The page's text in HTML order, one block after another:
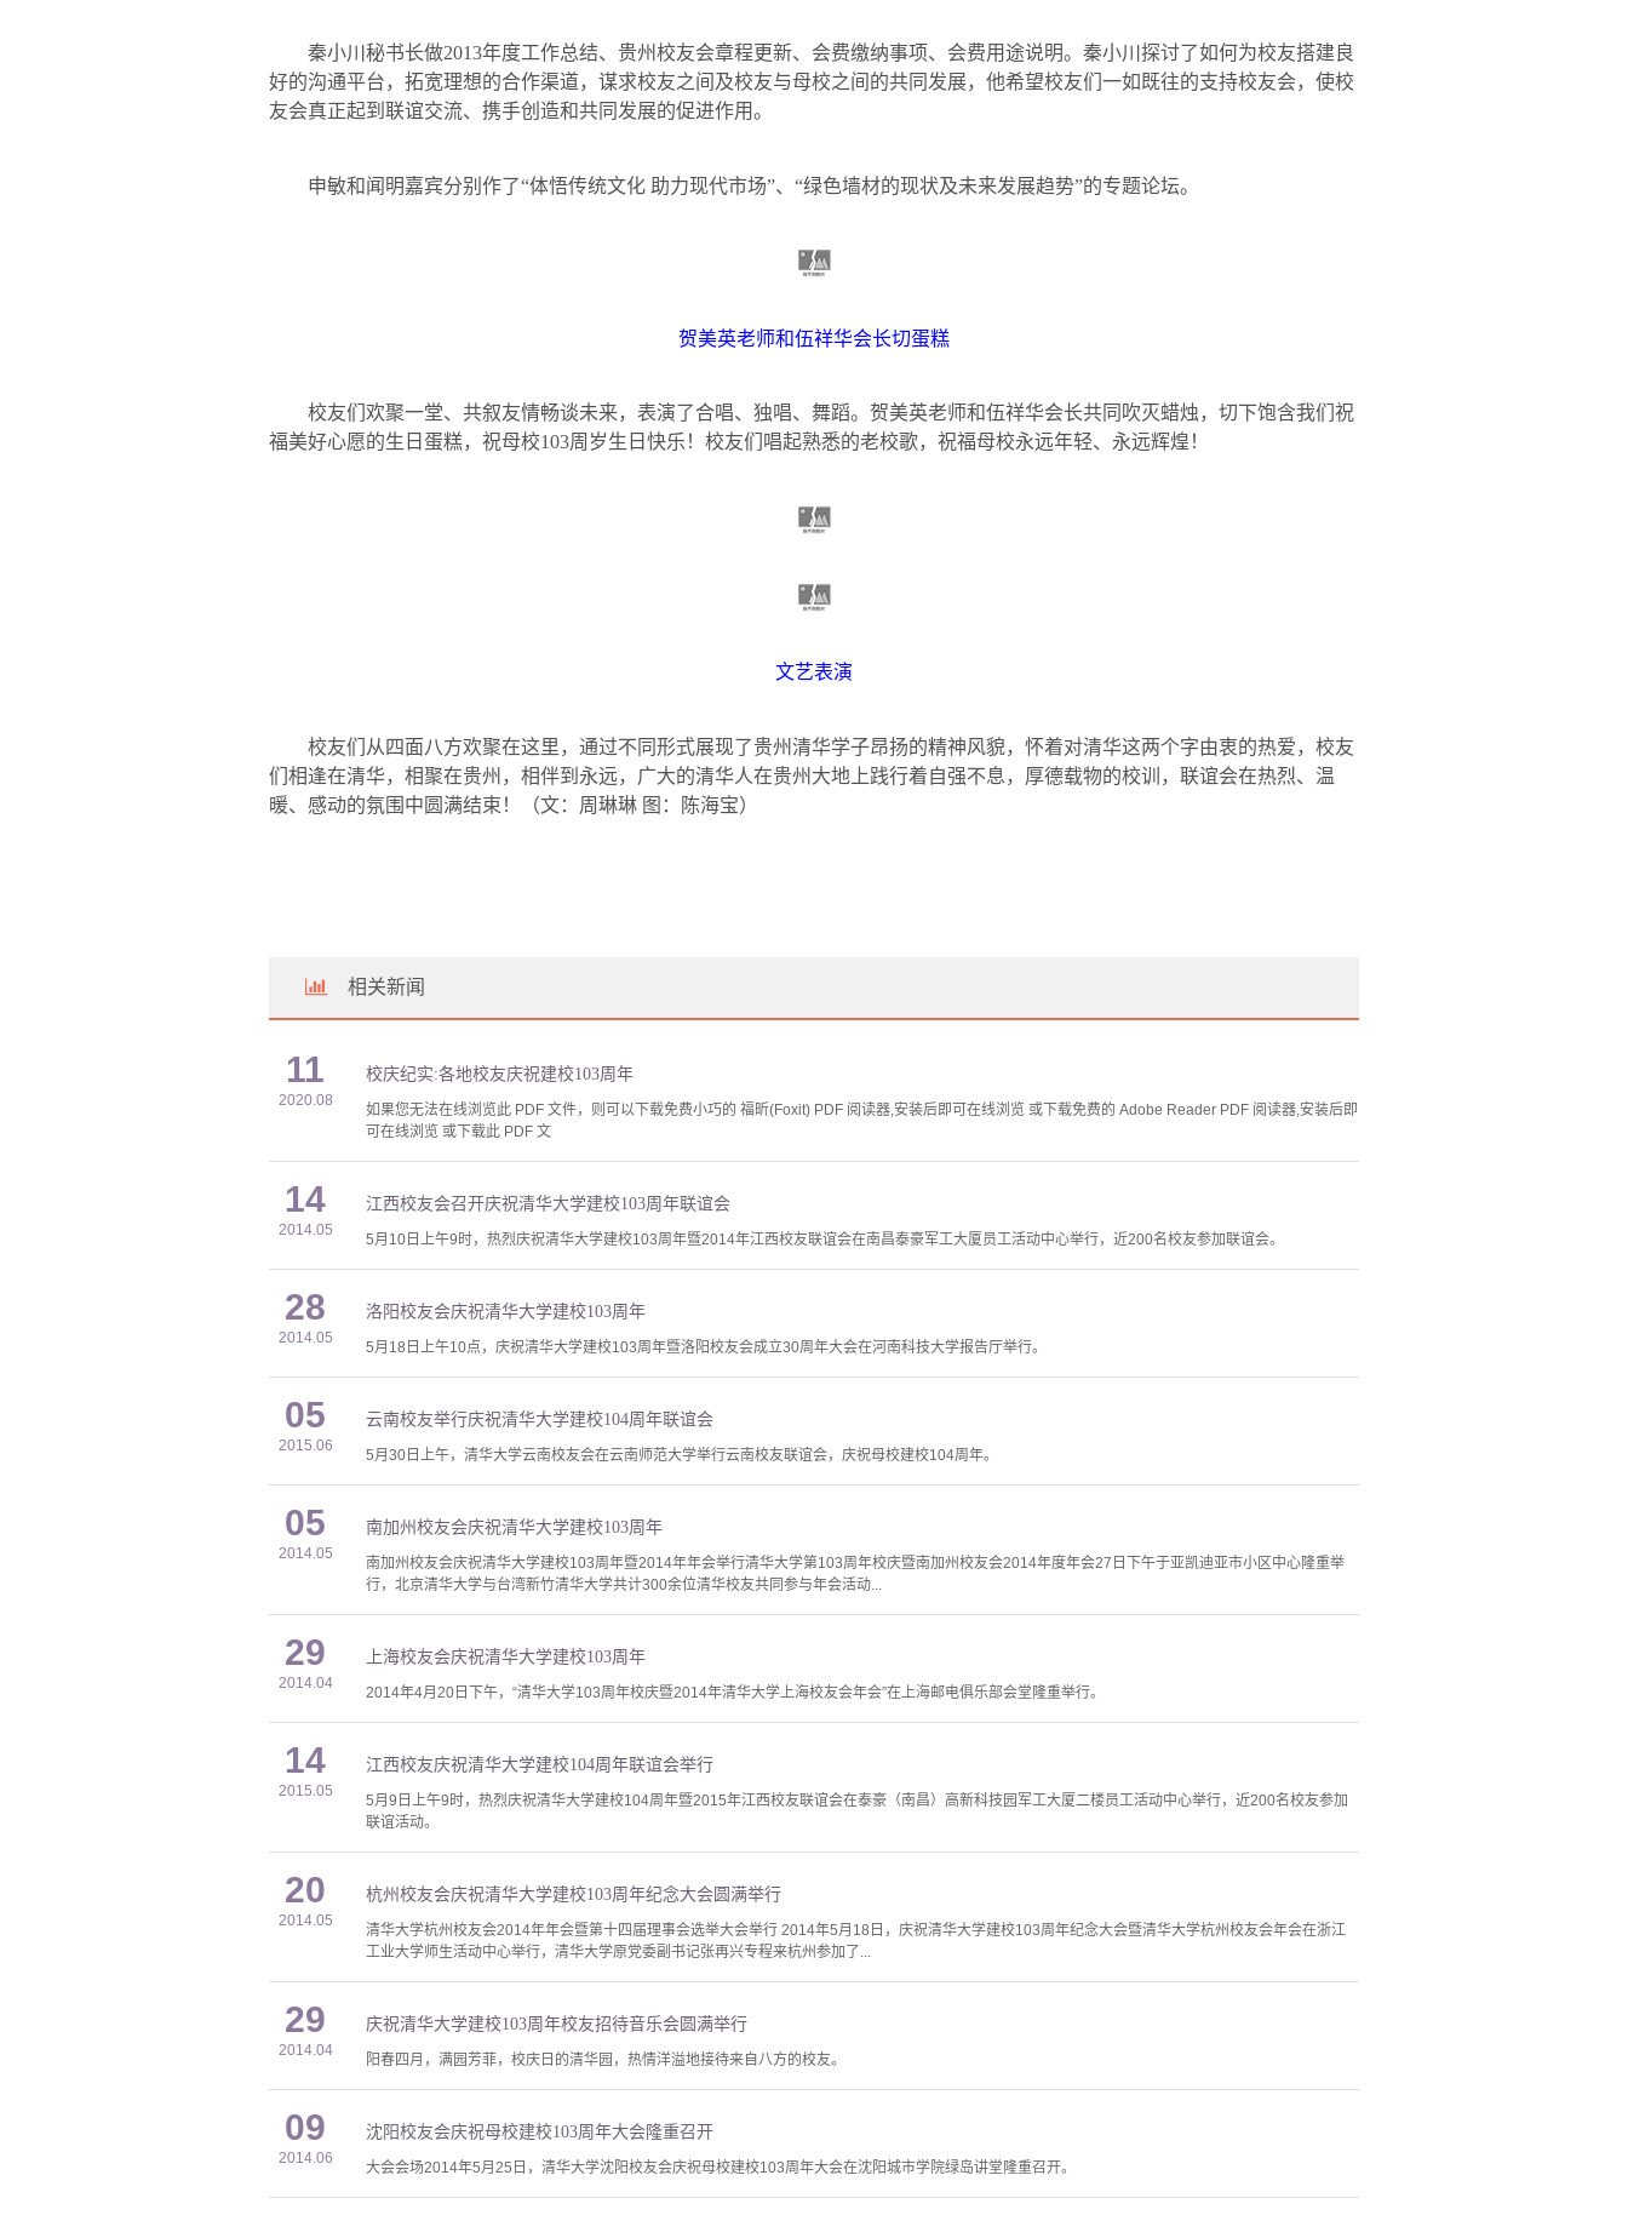
秦小川秘书长做2013年度工作总结、贵州校友会章程更新、会费缴纳事项、会费用途说明。秦小川探讨了如何为校友搭建良
好的沟通平台，拓宽理想的合作渠道，谋求校友之间及校友与母校之间的共同发展，他希望校友们一如既往的支持校友会，使校
友会真正起到联谊交流、携手创造和共同发展的促进作用。
申敏和闻明嘉宾分别作了“体悟传统文化 助力现代市场”、“绿色墙材的现状及未来发展趋势”的专题论坛。
贺美英老师和伍祥华会长切蛋糕
校友们欢聚一堂、共叙友情畅谈未来，表演了合唱、独唱、舞蹈。贺美英老师和伍祥华会长共同吹灭蜡烛，切下饱含我们祝
福美好心愿的生日蛋糕，祝母校103周岁生日快乐！校友们唱起熟悉的老校歌，祝福母校永远年轻、永远辉煌！
文艺表演
校友们从四面八方欢聚在这里，通过不同形式展现了贵州清华学子昂扬的精神风貌，怀着对清华这两个字由衷的热爱，校友
们相逢在清华，相聚在贵州，相伴到永远，广大的清华人在贵州大地上践行着自强不息，厚德载物的校训，联谊会在热烈、温
暖、感动的氛围中圆满结束！
（文：周琳琳 图：陈海宝）
相关新闻
11
2020.08
校庆纪实:各地校友庆祝建校103周年
如果您无法在线浏览此 PDF 文件，则可以下载免费小巧的 福昕(Foxit) PDF 阅读器,安装后即可在线浏览 或下载免费的 Adobe Reader PDF 阅读器,安装后即
可在线浏览 或下载此 PDF 文
14
2014.05
江西校友会召开庆祝清华大学建校103周年联谊会
5月10日上午9时，热烈庆祝清华大学建校103周年暨2014年江西校友联谊会在南昌泰豪军工大厦员工活动中心举行，近200名校友参加联谊会。
28
2014.05
洛阳校友会庆祝清华大学建校103周年
5月18日上午10点，庆祝清华大学建校103周年暨洛阳校友会成立30周年大会在河南科技大学报告厅举行。
05
2015.06
云南校友举行庆祝清华大学建校104周年联谊会
5月30日上午，清华大学云南校友会在云南师范大学举行云南校友联谊会，庆祝母校建校104周年。
05
2014.05
南加州校友会庆祝清华大学建校103周年
南加州校友会庆祝清华大学建校103周年暨2014年年会举行清华大学第103周年校庆暨南加州校友会2014年度年会27日下午于亚凯迪亚市小区中心隆重举
行，北京清华大学与台湾新竹清华大学共计300余位清华校友共同参与年会活动...
29
2014.04
上海校友会庆祝清华大学建校103周年
2014年4月20日下午，“清华大学103周年校庆暨2014年清华大学上海校友会年会”在上海邮电俱乐部会堂隆重举行。
14
2015.05
江西校友庆祝清华大学建校104周年联谊会举行
5月9日上午9时，热烈庆祝清华大学建校104周年暨2015年江西校友联谊会在泰豪（南昌）高新科技园军工大厦二楼员工活动中心举行，近200名校友参加
联谊活动。
20
2014.05
杭州校友会庆祝清华大学建校103周年纪念大会圆满举行
清华大学杭州校友会2014年年会暨第十四届理事会选举大会举行 2014年5月18日，庆祝清华大学建校103周年纪念大会暨清华大学杭州校友会年会在浙江
工业大学师生活动中心举行，清华大学原党委副书记张再兴专程来杭州参加了...
29
2014.04
庆祝清华大学建校103周年校友招待音乐会圆满举行
阳春四月，满园芳菲，校庆日的清华园，热情洋溢地接待来自八方的校友。
09
2014.06
沈阳校友会庆祝母校建校103周年大会隆重召开
大会会场2014年5月25日，清华大学沈阳校友会庆祝母校建校103周年大会在沈阳城市学院绿岛讲堂隆重召开。